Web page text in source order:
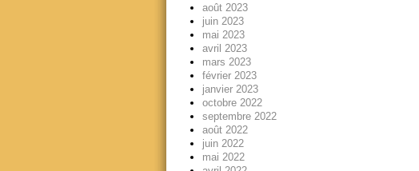
août 2023
juin 2023
mai 2023
avril 2023
mars 2023
février 2023
janvier 2023
octobre 2022
septembre 2022
août 2022
juin 2022
mai 2022